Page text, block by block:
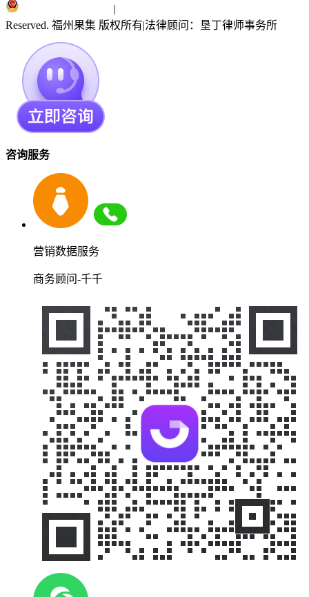
|
Reserved. 福州果集 版权所有|法律顾问：垦丁律师事务所
咨询服务
营销数据服务
商务顾问-千千